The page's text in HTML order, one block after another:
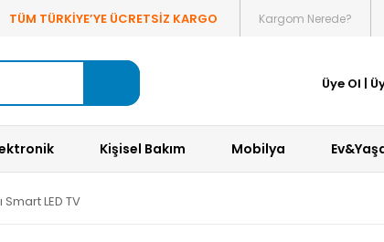
TÜM TÜRKİYE’YE ÜCRETSİZ KARGO Kargom Nerede?
Üye Ol |
Kişisel Bakım Mobilya
LED TV